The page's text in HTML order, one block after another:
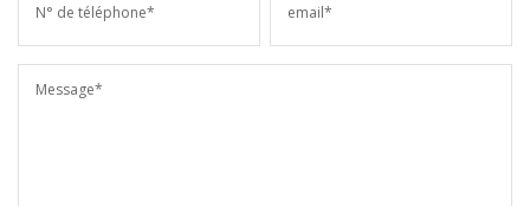
N° de téléphone* email*
Message*